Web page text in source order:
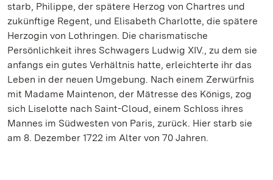
starb, Philippe, der spätere Herzog von Chartres und
zukünftige Regent, und Elisabeth Charlotte, die spätere
Herzogin von Lothringen. Die charismatische
Persönlichkeit ihres Schwagers Ludwig XIV., zu dem sie
anfangs ein gutes Verhältnis hatte, erleichterte ihr das
Leben in der neuen Umgebung. Nach einem Zerwürfnis
mit Madame Maintenon, der Mätresse des Königs, zog
sich Liselotte nach Saint-Cloud, einem Schloss ihres
Mannes im Südwesten von Paris, zurück. Hier starb sie
am 8. Dezember 1722 im Alter von 70 Jahren.